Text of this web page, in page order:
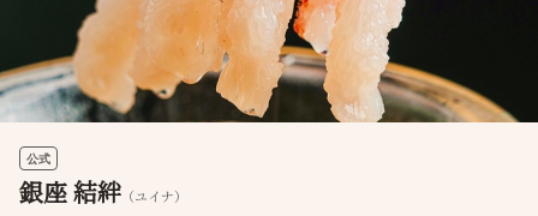
公式
銀座 結絆 （ユイナ）